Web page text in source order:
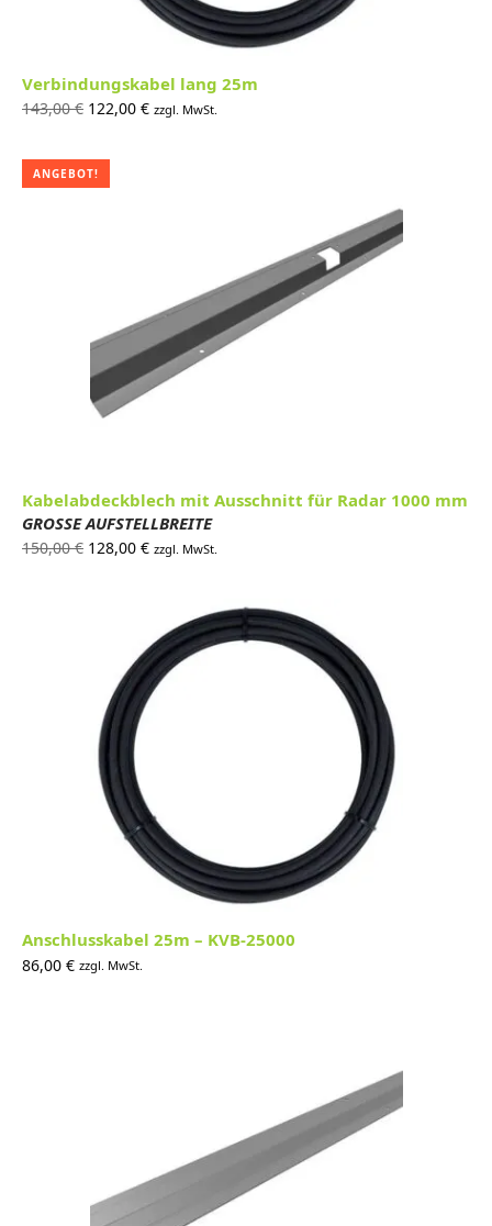
Verbindungskabel lang 25m
143,00€ Ursprünglicher
143,00 €
122,00 €Aktueller
zzgl. MwSt.
ANGEBOT!
Kabelabdeckblech mit Ausschnitt für Radar 1000 mm
GROSSE AUFSTELLBREITE
150,00€ Ursprünglicher
128,00 €Aktueller
zzgl. MwSt.
Anschlusskabel 25m – KVB-25000
86,00 € zzgl. MwSt.